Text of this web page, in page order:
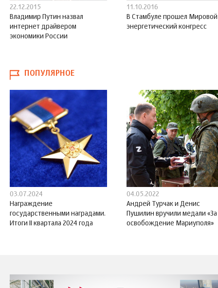
22.12.2015
Владимир Путин назвал
интернет драйвером
экономики России
11.10.2016
В Стамбуле прошел Мировой
энергетический конгресс
ПОПУЛЯРНОЕ
03.07.2024
Награждение
государственными наградами.
Итоги II квартала 2024 года
04.05.2022
Андрей Турчак и Денис
Пушилин вручили медали «За
освобождение Мариуполя»